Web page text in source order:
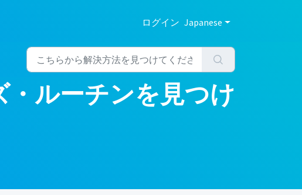
ログイン Japanese
ルーチンを見つけ